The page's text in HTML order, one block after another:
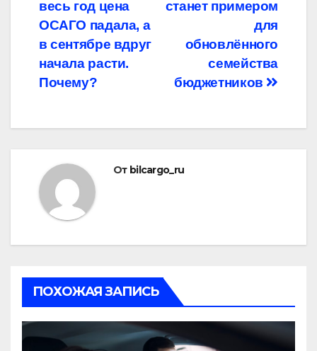
записям
станет примером
для
обновлённого
семейства
бюджетников
весь год цена
ОСАГО падала, а
в сентябре вдруг
начала расти.
Почему?
От bilcargo_ru
ПОХОЖАЯ ЗАПИСЬ